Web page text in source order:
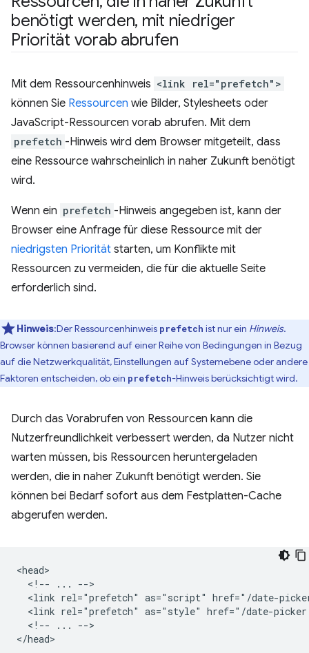
benötigt werden, mit niedriger
Priorität vorab abrufen
Mit dem Ressourcenhinweis <link rel="prefetch">
können Sie Ressourcen wie Bilder, Stylesheets oder
JavaScript-Ressourcen vorab abrufen. Mit dem
prefetch -Hinweis wird dem Browser mitgeteilt, dass
eine Ressource wahrscheinlich in naher Zukunft benötigt
wird.
Wenn ein prefetch -Hinweis angegeben ist, kann der
Browser eine Anfrage für diese Ressource mit der
niedrigsten Priorität starten, um Konflikte mit
Ressourcen zu vermeiden, die für die aktuelle Seite
erforderlich sind.
Hinweis:Der Ressourcenhinweis prefetch ist nur ein Hinweis.
Browser können basierend auf einer Reihe von Bedingungen in Bezug
auf die Netzwerkqualität, Einstellungen auf Systemebene oder andere
Faktoren entscheiden, ob ein prefetch-Hinweis berücksichtigt wird.
Durch das Vorabrufen von Ressourcen kann die
Nutzerfreundlichkeit verbessert werden, da Nutzer nicht
warten müssen, bis Ressourcen heruntergeladen
werden, die in naher Zukunft benötigt werden. Sie
können bei Bedarf sofort aus dem Festplatten-Cache
abgerufen werden.
<head>
  <!-- ... -->
<link rel="prefetch" as="script" href="/date-
<link rel="prefetch" as="style" href="/date-
  <!-- ... -->